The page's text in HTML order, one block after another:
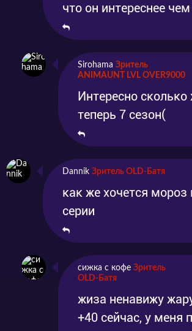
что он интереснее
Sirohama Зритель
ANIMAUNT LVL OVER9000
Интересно
теперь 7 сезон(
Dannik Зритель OLD-Батя
как же хочется мороз
серии
сижка с кофе Зритель
OLD-Батя
жиза ненавижу
+40 сейчас, у меня